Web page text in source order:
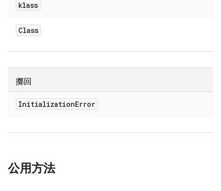
klass
Class
擲回
InitializationError
公用方法